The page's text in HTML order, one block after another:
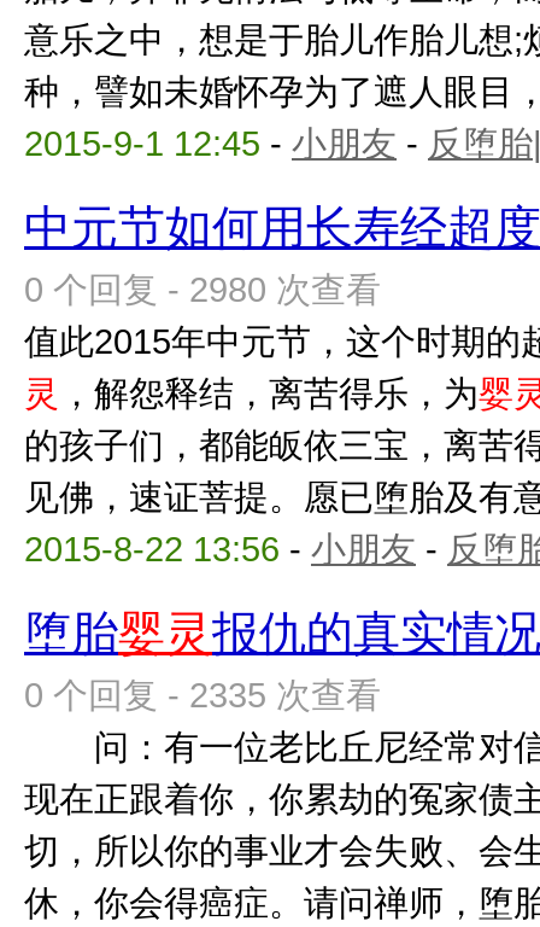
意乐之中，想是于胎儿作胎儿想;
种，譬如未婚怀孕为了遮人眼目
2015-9-1 12:45 - 小朋友 - 反堕
中元节如何用长寿经超度
0 个回复 - 2980 次查看
值此2015年中元节，这个时期的
灵 ，解怨释结，离苦得乐，为婴
的孩子们，都能皈依三宝，离苦
见佛，速证菩提。愿已堕胎及有
2015-8-22 13:56 - 小朋友 - 反堕
堕胎婴灵报仇的真实情况
0 个回复 - 2335 次查看
问：有一位老比丘尼经常对
现在正跟着你，你累劫的冤家债
切，所以你的事业才会失败、会
休，你会得癌症。请问禅师，堕